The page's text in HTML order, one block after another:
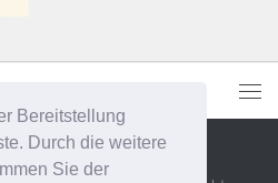
Bereitstellung
Durch die weitere
Sie der